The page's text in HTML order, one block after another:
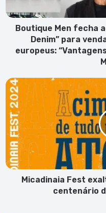
Denim”
para
preços
europeus:
“Vantagens
consideráveis”,
diz
Víctor
Matias
Boutique Men fecha
Denim” para
europeus:
Micadinaia
Fest
exalta
cultura
com
foco
no
centenário
Micadinaia Fest
centenário